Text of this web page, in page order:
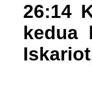
26:14
kedua